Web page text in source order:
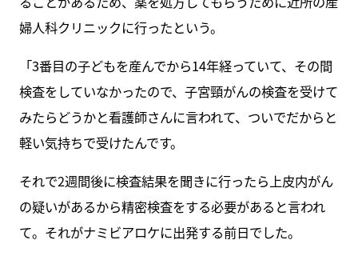
婦人科クリニックに行ったという。
「3番目の子どもを産んでから14年経っていて、その間
検査をしていなかったので、子宮頸がんの検査を受けて
みたらどうかと看護師さんに言われて、ついでだからと
軽い気持ちで受けたんです。
それで2週間後に検査結果を聞きに行ったら上皮内がん
の疑いがあるから精密検査をする必要があると言われ
て。それがナミビアロケに出発する前日でした。